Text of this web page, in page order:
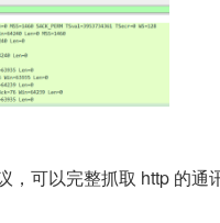
，可以完整抓取 http 的通